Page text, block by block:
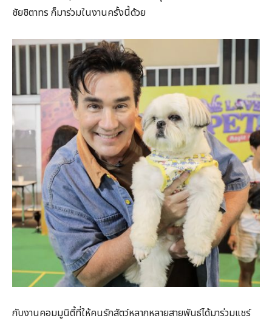
ชัยชิตาทร ก็มาร่วมในงานครั้งนี้ด้วย
กับงานคอมมูนิตี้ที่ให้คนรักสัตว์หลากหลายสายพันธ์ได้มาร่วมแชร์